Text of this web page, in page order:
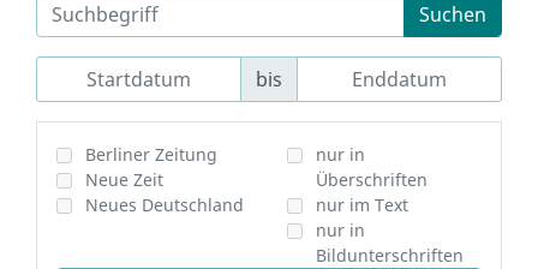
Suchen
bis
Berliner Zeitung
Neue Zeit
Neues Deutschland
nur in
Überschriften
nur im Text
nur in
Bildunterschriften